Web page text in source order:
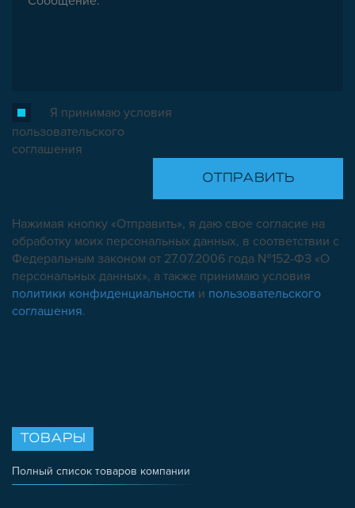
Я принимаю условия
пользовательского
соглашения
Нажимая кнопку «Отправить», я даю свое согласие на
обработку моих персональных данных, в соответствии с
Федеральным законом от 27.07.2006 года №152-ФЗ «О
персональных данных», а также принимаю условия
политики конфиденциальности и пользовательского
соглашения.
ТОВАРЫ
Полный список товаров компании